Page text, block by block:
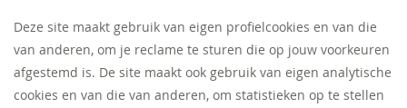
Deze site maakt gebruik van eigen profielcookies en van die
van anderen, om je reclame te sturen die op jouw voorkeuren
afgestemd is. De site maakt ook gebruik van eigen analytische
cookies en van die van anderen, om statistieken op te stellen